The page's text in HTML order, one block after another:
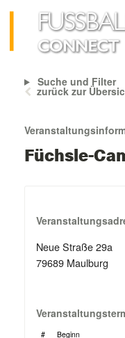
Suche und Filter
zurück zur
Füchsle-
Neue Straße 29a
79689 Maulburg
# Beginn